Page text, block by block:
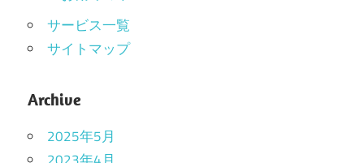
サービス一覧
サイトマップ
Archive
2025年5月